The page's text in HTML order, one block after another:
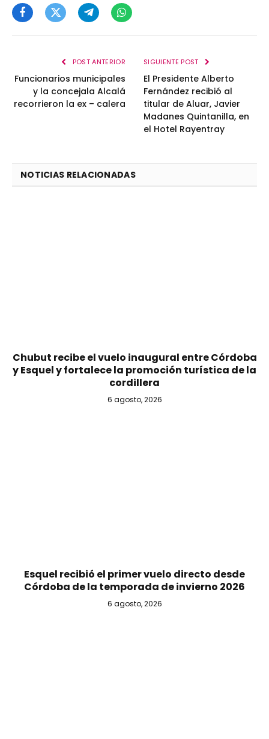
FacebookTwitterTelegramWhatsApp
POST ANTERIOR
Funcionarios municipales
y la concejala Alcalá
recorrieron la ex – calera
SIGUIENTE POST
El Presidente Alberto
Fernández recibió al
titular de Aluar, Javier
Madanes Quintanilla, en
el Hotel Rayentray
NOTICIAS RELACIONADAS
Chubut recibe el vuelo inaugural entre Córdoba
y Esquel y fortalece la promoción turística de la
cordillera
6 agosto, 2026
Esquel recibió el primer vuelo directo desde
Córdoba de la temporada de invierno 2026
6 agosto, 2026